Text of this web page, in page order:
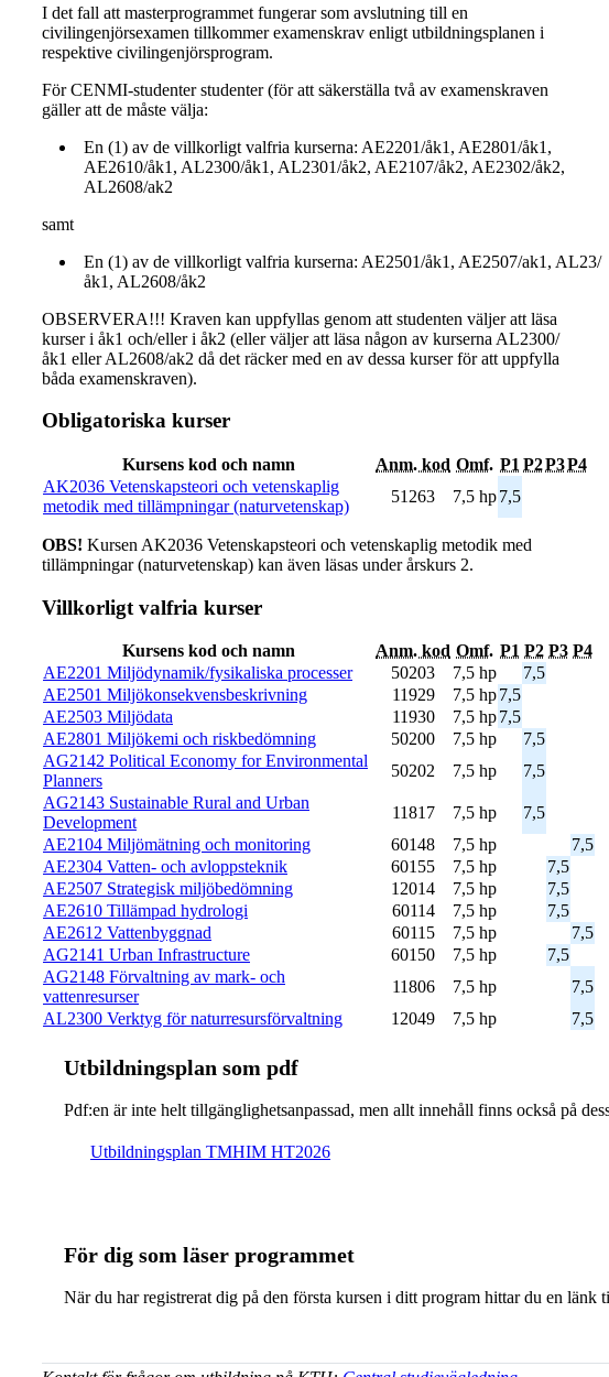
I det fall att masterprogrammet fungerar som avslutning till en
civilingenjörsexamen tillkommer examenskrav enligt utbildningsplanen i
respektive civilingenjörsprogram.
För CENMI-studenter studenter (för att säkerställa två av examenskraven
gäller att de måste välja:
En (1) av de villkorligt valfria kurserna: AE2201/åk1, AE2801/åk1,
AE2610/åk1, AL2300/åk1, AL2301/åk2, AE2107/åk2, AE2302/åk2,
AL2608/ak2
samt
En (1) av de villkorligt valfria kurserna: AE2501/åk1, AE2507/ak1, AL23/
åk1, AL2608/åk2
OBSERVERA!!! Kraven kan uppfyllas genom att studenten väljer att läsa
kurser i åk1 och/eller i åk2 (eller väljer att läsa någon av kurserna AL2300/
åk1 eller AL2608/ak2 då det räcker med en av dessa kurser för att uppfylla
båda examenskraven).
Obligatoriska kurser
Kursens kod och namn Anm. kod Omf. P1 P2P3P4
AK2036 Vetenskapsteori och vetenskaplig
metodik med tillämpningar (naturvetenskap)
51263 7,5 hp7,5
OBS! Kursen AK2036 Vetenskapsteori och vetenskaplig metodik med
tillämpningar (naturvetenskap) kan även läsas under årskurs 2.
Villkorligt valfria kurser
Kursens kod och namn Anm. kod Omf. P1 P2 P3 P4
AE2201 Miljödynamik/fysikaliska processer
50203 7,5 hp
7,5
AE2501 Miljökonsekvensbeskrivning
11929 7,5 hp7,5
AE2503 Miljödata
11930 7,5 hp7,5
AE2801 Miljökemi och riskbedömning
50200 7,5 hp
7,5
AG2142 Political Economy for Environmental
Planners
50202 7,5 hp
7,5
AG2143 Sustainable Rural and Urban
Development
11817 7,5 hp
7,5
AE2104 Miljömätning och monitoring
60148 7,5 hp
7,5
AE2304 Vatten- och avloppsteknik
60155 7,5 hp
7,5
AE2507 Strategisk miljöbedömning
12014 7,5 hp
7,5
AE2610 Tillämpad hydrologi
60114 7,5 hp
7,5
AE2612 Vattenbyggnad
60115 7,5 hp
7,5
AG2141 Urban Infrastructure
60150 7,5 hp
7,5
AG2148 Förvaltning av mark- och
vattenresurser
11806 7,5 hp
7,5
AL2300 Verktyg för naturresursförvaltning
12049 7,5 hp 7,5
Ut­bild­nings­plan som pdf
Pdf:en är inte helt till­gäng­lig­hets­an­pas­sad, men allt inne­håll finns också på
Ut­bild­nings­plan TMHIM HT2026
För dig som läser programmet
När du har registrerat dig på den första kursen i ditt program hittar du en